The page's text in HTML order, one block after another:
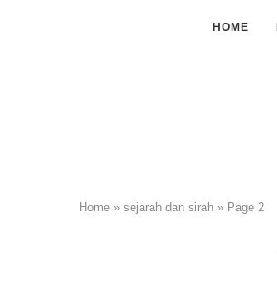
HOME
Home » sejarah dan sirah » Page 2